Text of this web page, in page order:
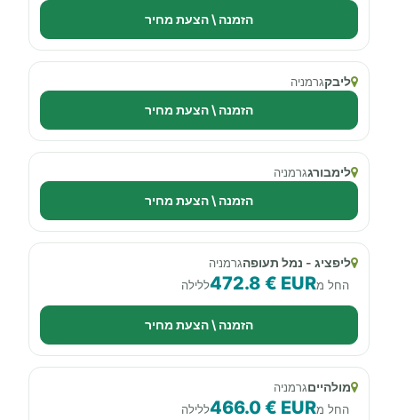
הזמנה \ הצעת מחיר
ליבקגרמניה
הזמנה \ הצעת מחיר
לימבורגגרמניה
הזמנה \ הצעת מחיר
ליפציג - נמל תעופהגרמניה
החל מ472.8 € EURללילה
הזמנה \ הצעת מחיר
מולהייםגרמניה
החל מ466.0 € EURללילה